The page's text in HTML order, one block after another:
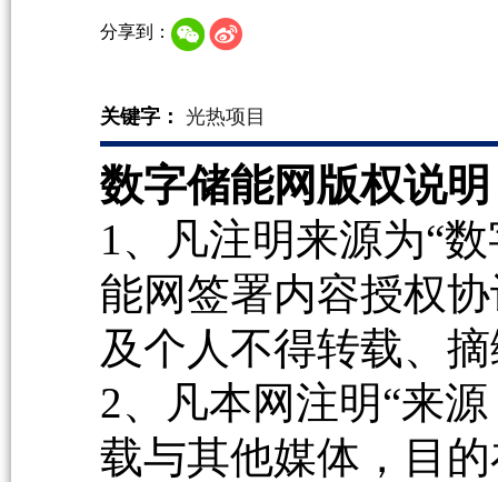
分享到：
关键字： 光热项目
数字储能网版权说
1、凡注明来源为“
能网签署内容授权
及个人不得转载、
2、凡本网注明“来
载与其他媒体，目